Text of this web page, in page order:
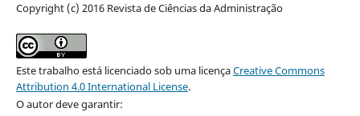
Copyright (c) 2016 Revista de Ciências da Administração
Este trabalho está licenciado sob uma licençaCreative Commons
Attribution 4.0 International License.
O autor deve garantir: